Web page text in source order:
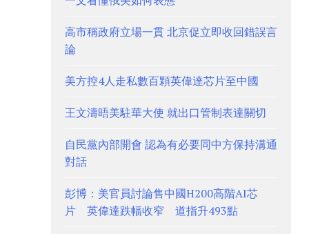
高市稱政府立場一貫 北京促立即收回錯誤言
論
美方控4人走私數百顆英偉達芯片至中國
王文濤晤美駐華大使 就出口管制表達關切
自民黨內部開會 認為有必要同中方保持溝通
對話
彭博：美官員討論售中國H200高階AI芯
片 英偉達跌幅收窄 道指升493點